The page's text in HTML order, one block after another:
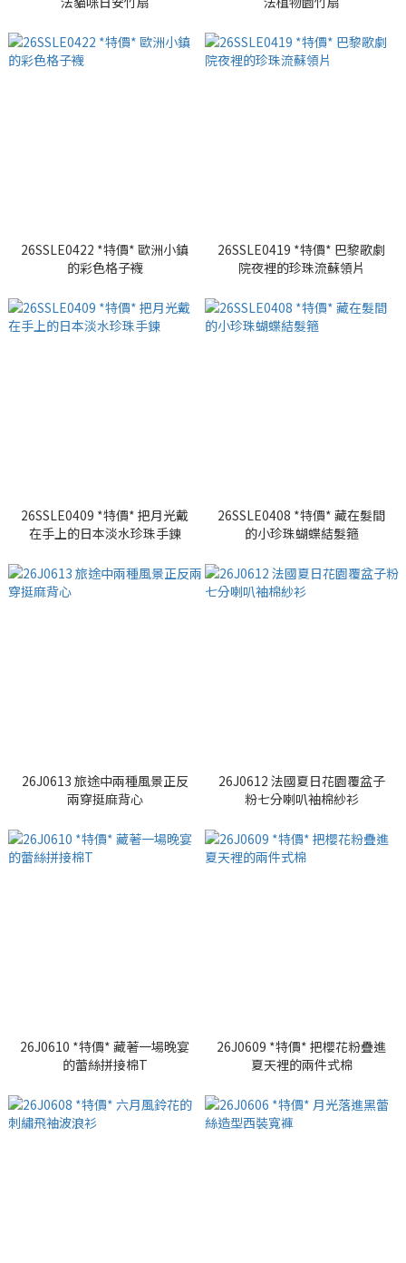
26SSLE0422 *特價* 歐洲小鎮
的彩色格子襪
26SSLE0419 *特價* 巴黎歌劇
院夜裡的珍珠流蘇領片
26SSLE0409 *特價* 把月光戴
在手上的日本淡水珍珠手鍊
26SSLE0408 *特價* 藏在髮間
的小珍珠蝴蝶結髮箍
26J0613 旅途中兩種風景正反
兩穿挺麻背心
26J0612 法國夏日花園覆盆子
粉七分喇叭袖棉紗衫
26J0610 *特價* 藏著一場晚宴
的蕾絲拼接棉T
26J0609 *特價* 把櫻花粉疊進
夏天裡的兩件式棉